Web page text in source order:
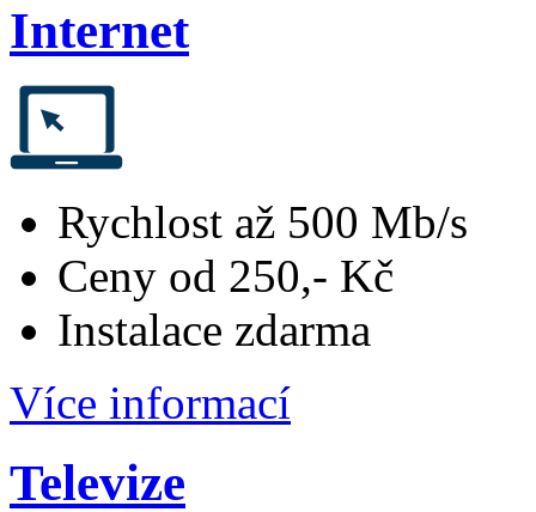
Internet
Rychlost až 500 Mb/s
Ceny od 250,- Kč
Instalace zdarma
Více informací
Televize